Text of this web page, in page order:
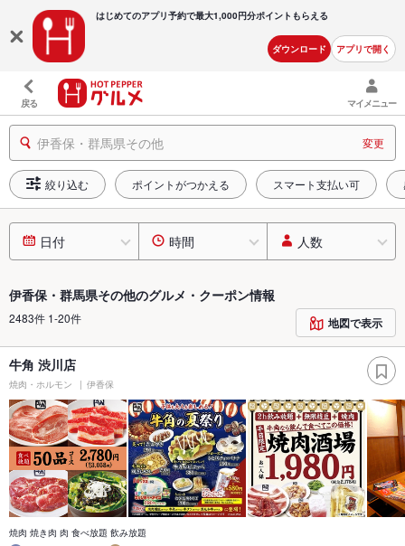
はじめてのアプリ予約で最大1,000円分ポイントもらえる
ダウンロード アプリで開く
戻る マイメニュー
伊香保・群馬県その他 変更
絞り込む ポイントがつかえる スマート支払い可
日付 時間 人数
伊香保・群馬県その他のグルメ・クーポン情報
2483件 1-20件 地図で表示
牛角 渋川店
焼肉・ホルモン 伊香保
焼肉 焼き肉 肉 食べ放題 飲み放題